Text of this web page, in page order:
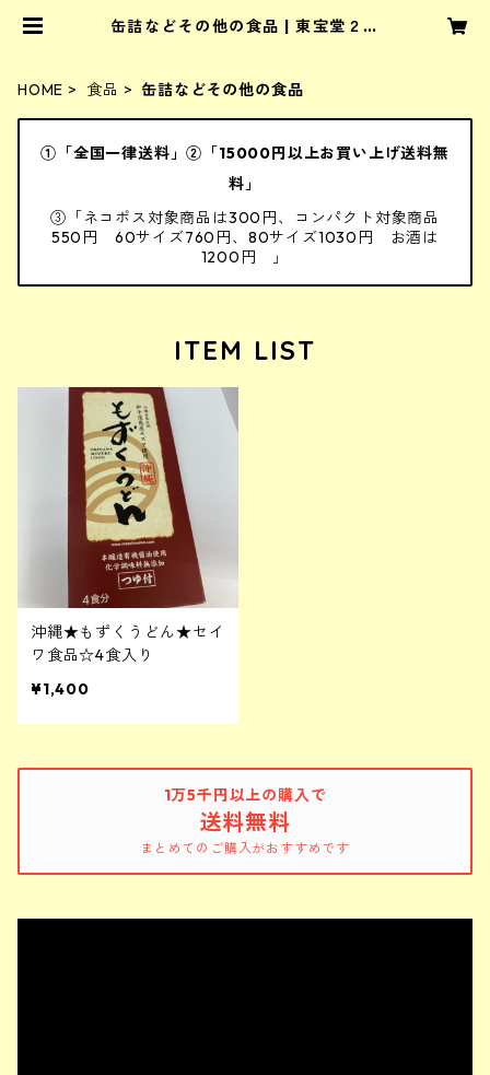
缶詰などその他の食品 | 東宝堂２号
HOME 食品 缶詰などその他の食品
①「全国一律送料」②「15000円以上お買い上げ送料無
料」
③「ネコポス対象商品は300円、コンパクト対象商品
550円 60サイズ760円、80サイズ1030円 お酒は
1200円 」
ITEM LIST
沖縄★もずくうどん★セイ
ワ食品☆4食入り
¥1,400
1万5千円以上の購入で
送料無料
まとめてのご購入がおすすめです